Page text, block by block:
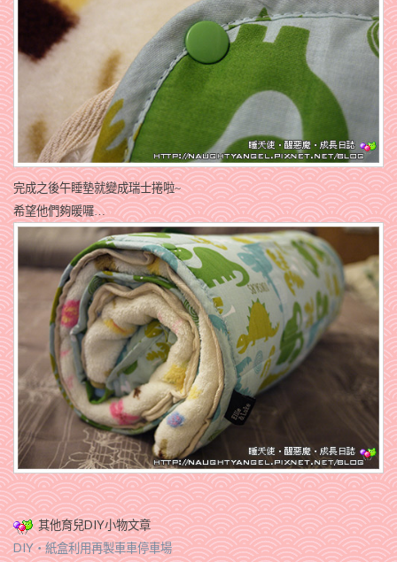
完成之後午睡墊就變成瑞士捲啦~
希望他們夠暖囉…
其他育兒DIY小物文章
DIY‧紙盒利用再製車車停車場